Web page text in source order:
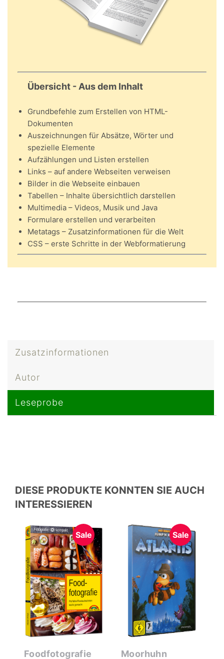
Übersicht - Aus dem Inhalt
Grundbefehle zum Erstellen von HTML-
Dokumenten
Auszeichnungen für Absätze, Wörter und
spezielle Elemente
Aufzählungen und Listen erstellen
Links – auf andere Webseiten verweisen
Bilder in die Webseite einbauen
Tabellen – Inhalte übersichtlich darstellen
Multimedia – Videos, Musik und Java
Formulare erstellen und verarbeiten
Metatags – Zusatzinformationen für die Welt
CSS – erste Schritte in der Webformatierung
Zusatzinformationen
Autor
Leseprobe
DIESE PRODUKTE KONNTEN SIE AUCH
INTERESSIEREN
Sale
Foodfotografie
Sale
Moorhuhn